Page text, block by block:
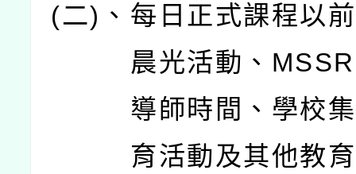
(二)、 每日正式課程以
晨光活動、
導師時間、學校
育活動及其他教